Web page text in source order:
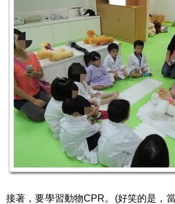
接著，要學習動物CPR。(好笑的是，